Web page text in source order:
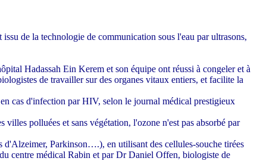
de la technologie de communication sous l'eau par ultrasons,
Hadassah Ein Kerem et son équipe ont réussi à congeler et à
de travailler sur des organes vitaux entiers, et facilite la
cas d'infection par HIV, selon le journal médical prestigieux
polluées et sans végétation, l'ozone n'est pas absorbé par
d'Alzeimer, Parkinson….), en utilisant des cellules-souche tirées
centre médical Rabin et par Dr Daniel Offen, biologiste de